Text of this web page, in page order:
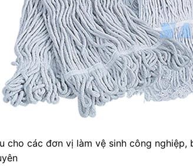
cho các đơn vị làm vệ sinh công nghiệp,